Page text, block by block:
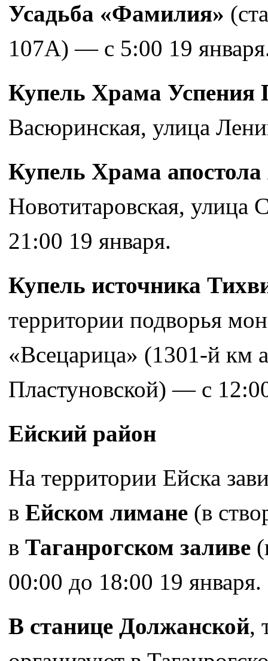
Усадьба «Фамилия»
107А) — с 5:00 19
Купель Храма Успения
Васюринская, улица
Купель Храма
Новотитаровская, улица
21:00 19 января.
Купель источника
территории подворья
«Всецарица» (1301-й км
Пластуновской) — с
Ейский район
На территории Ейска
в Ейском лимане (в
в Таганрогском заливе
00:00 до 18:00 19 января.
В станице Должанской,